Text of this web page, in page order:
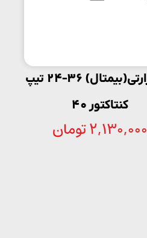
رله حرارتی(بیمتال) 36-24 تیپ
کنتاکتور 40
2,130,000تومان